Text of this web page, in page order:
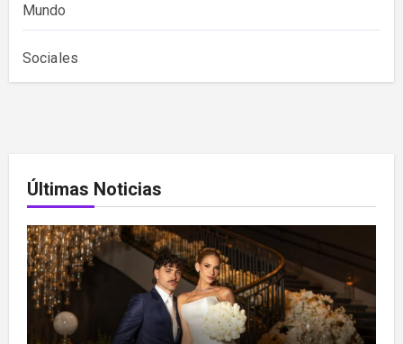
Mundo
Sociales
Últimas Noticias